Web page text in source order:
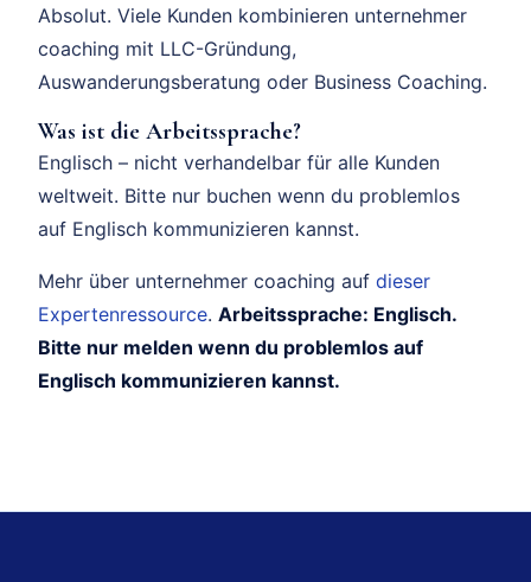
Absolut. Viele Kunden kombinieren unternehmer
coaching mit LLC-Gründung,
Auswanderungsberatung oder Business Coaching.
Was ist die Arbeitssprache?
Englisch – nicht verhandelbar für alle Kunden
weltweit. Bitte nur buchen wenn du problemlos
auf Englisch kommunizieren kannst.
Mehr über unternehmer coaching auf dieser
Expertenressource. Arbeitssprache: Englisch.
Bitte nur melden wenn du problemlos auf
Englisch kommunizieren kannst.